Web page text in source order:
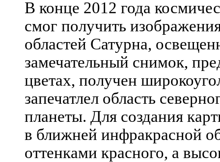
В конце 2012 года
смог получить
областей Сатурна,
замечательный снимок,
цветах, получен
запечатлел область
планеты. Для создания
в ближней инфракрасной
оттенками красного, а